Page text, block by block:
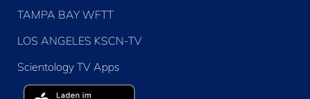
TAMPA BAY WFTT
LOS ANGELES KSCN-TV
Scientology TV Apps